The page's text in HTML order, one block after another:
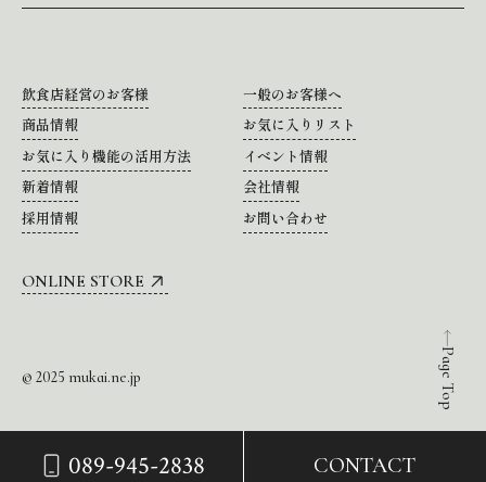
089-945-2838 CONTACT
Page Top
飲食店経営のお客様
一般のお客様へ
商品情報
お気に入りリスト
お気に入り機能の活用方法
イベント情報
新着情報
会社情報
採用情報
お問い合わせ
ONLINE STORE
© 2025 mukai.ne.jp